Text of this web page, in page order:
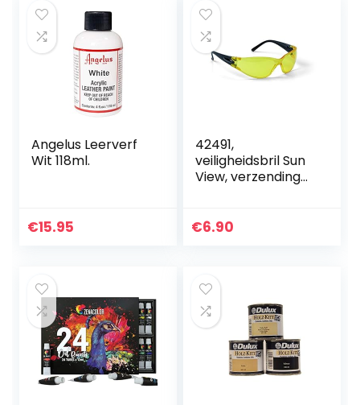
Angelus Leerverf
Wit 118ml.
€15.95
42491,
veiligheidsbril Sun
View, verzending
snelste weg
€6.90